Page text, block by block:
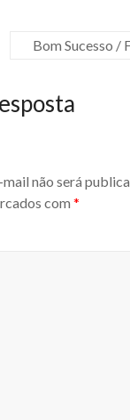
Bom Sucesso /
mail não será
com*